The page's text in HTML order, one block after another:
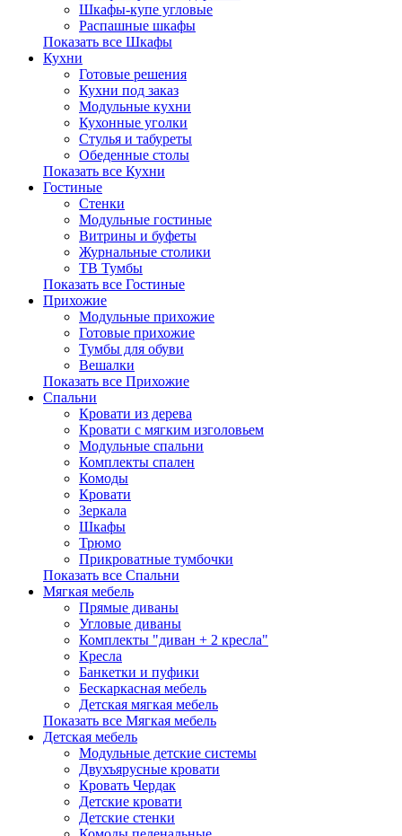
Шкафы-купе угловые
Распашные шкафы
Показать все Шкафы
Кухни
Готовые решения
Кухни под заказ
Модульные кухни
Кухонные уголки
Стулья и табуреты
Обеденные столы
Показать все Кухни
Гостиные
Стенки
Модульные гостиные
Витрины и буфеты
Журнальные столики
ТВ Тумбы
Показать все Гостиные
Прихожие
Модульные прихожие
Готовые прихожие
Тумбы для обуви
Вешалки
Показать все Прихожие
Спальни
Кровати из дерева
Кровати с мягким изголовьем
Модульные спальни
Комплекты спален
Комоды
Кровати
Зеркала
Шкафы
Трюмо
Прикроватные тумбочки
Показать все Спальни
Мягкая мебель
Прямые диваны
Угловые диваны
Комплекты "диван + 2 кресла"
Кресла
Банкетки и пуфики
Бескаркасная мебель
Детская мягкая мебель
Показать все Мягкая мебель
Детская мебель
Модульные детские системы
Двухъярусные кровати
Кровать Чердак
Детские кровати
Детские стенки